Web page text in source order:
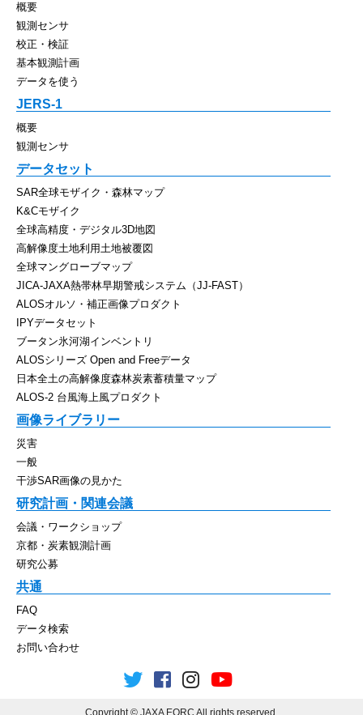
概要
観測センサ
校正・検証
基本観測計画
データを使う
JERS-1
概要
観測センサ
データセット
SAR全球モザイク・森林マップ
K&Cモザイク
全球高精度・デジタル3D地図
高解像度土地利用土地被覆図
全球マングローブマップ
JICA-JAXA熱帯林早期警戒システム（JJ-FAST）
ALOSオルソ・補正画像プロダクト
IPYデータセット
ブータン氷河湖インベントリ
ALOSシリーズ Open and Freeデータ
日本全土の高解像度森林炭素蓄積量マップ
ALOS-2 台風海上風プロダクト
画像ライブラリー
災害
一般
干渉SAR画像の見かた
研究計画・関連会議
会議・ワークショップ
京都・炭素観測計画
研究公募
共通
FAQ
データ検索
お問い合わせ
Copyright © JAXA EORC All rights reserved.